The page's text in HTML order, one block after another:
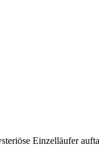
Einzelläufer